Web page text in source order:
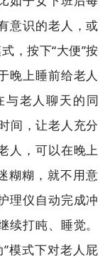
意识的老人，或
，按下“大便”按
晚上睡前给老人
与老人聊天的同
间，让老人充分
人，可以在晚上
糊糊，就不用意
理仪自动完成冲
打盹、睡觉。
模式下对老人屁